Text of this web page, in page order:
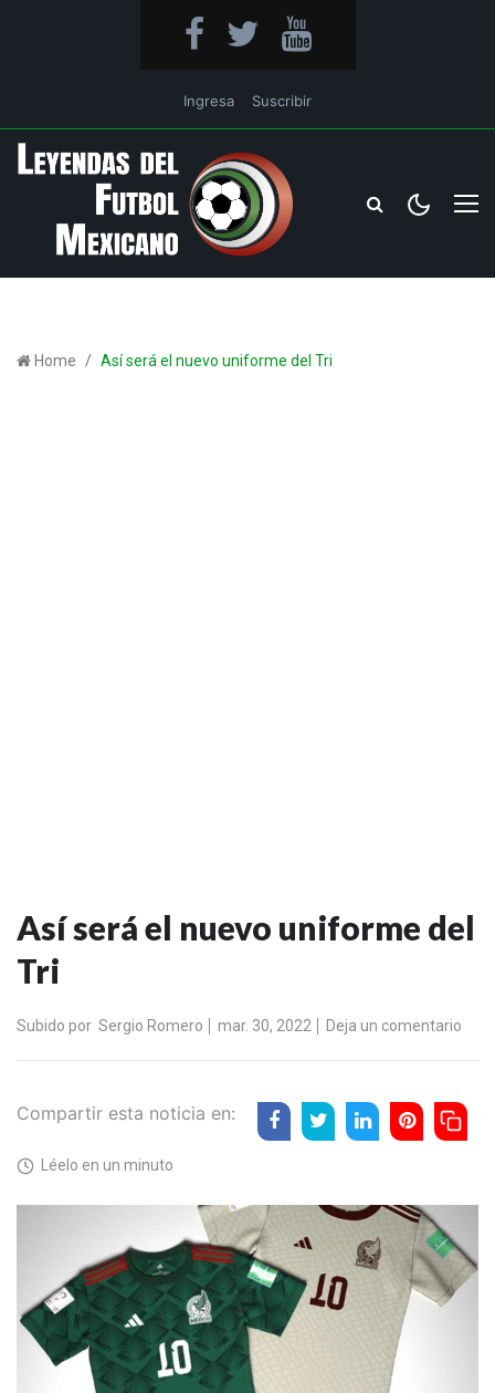
Ingresa Suscribir
Home Así será el nuevo uniforme del Tri
Así será el nuevo uniforme del
Tri
Subido por Sergio Romero mar. 30, 2022 Deja un comentario
Compartir esta noticia en:
Léelo en un minuto